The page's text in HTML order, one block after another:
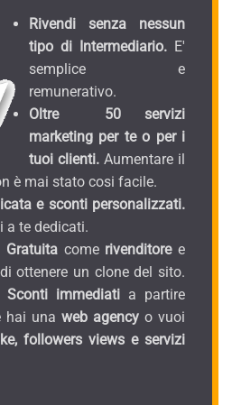
Rivendi senza nessun
tipo di Intermediario. E'
semplice e
remunerativo.
Oltre 50 servizi
marketing per te o per i
tuoi clienti. Aumentare il
è mai stato cosi facile.
e sconti personalizzati.
a te dedicati.
Gratuitacomerivenditoree
ottenere un clone del sito.
Sconti immediati a partire
hai una web agency o vuoi
followers views e servizi